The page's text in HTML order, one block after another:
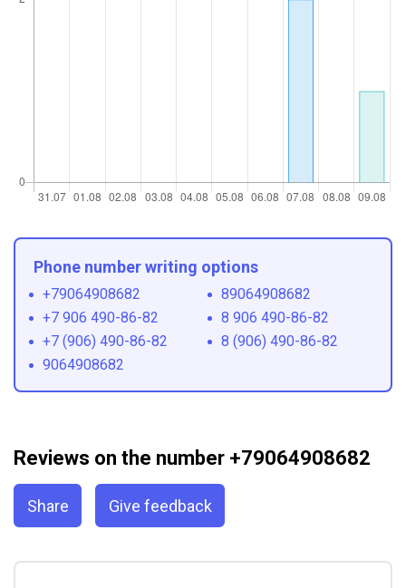
Phone number writing options
+79064908682
89064908682
+7 906 490-86-82
8 906 490-86-82
+7 (906) 490-86-82
8 (906) 490-86-82
9064908682
Reviews on the number +79064908682
Share Give feedback